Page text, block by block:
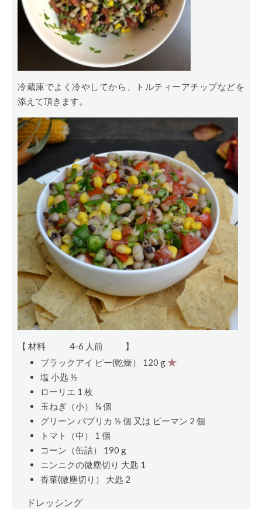
冷蔵庫でよく冷やしてから、トルティーアチップなどを
添えて頂きます。
【 材料 4-6 人前
】
ブラックアイ ピー(乾燥） 120 g ★
塩 小匙 ½
ローリエ 1 枚
玉ねぎ（小） ¼個
グリーン パプリカ ½ 個 又は ピーマン 2 個
トマト（中） 1 個
コーン（缶詰） 190 g
ニンニクの微塵切り 大匙 1
香菜(微塵切り） 大匙 2
ドレッシング